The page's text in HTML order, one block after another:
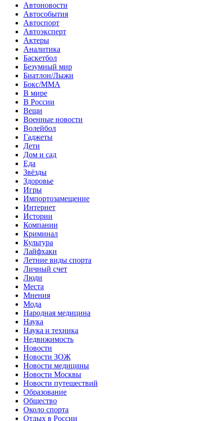
Автоновости
Автособытия
Автоспорт
Автоэксперт
Актеры
Аналитика
Баскетбол
Безумный мир
Биатлон/Лыжи
Бокс/MMA
В мире
В России
Вещи
Военные новости
Волейбол
Гаджеты
Дети
Дом и сад
Еда
Звёзды
Здоровье
Игры
Импортозамещение
Интернет
Истории
Компании
Криминал
Культура
Лайфхаки
Летние виды спорта
Личный счет
Люди
Места
Мнения
Мода
Народная медицина
Наука
Наука и техника
Недвижимость
Новости
Новости ЗОЖ
Новости медицины
Новости Москвы
Новости путешествий
Образование
Общество
Около спорта
Отдых в России